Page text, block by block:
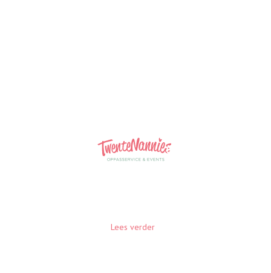
Familie ten Donkelaar – “Wij zijn heel blij met onze
TwenteNanny. Er was meteen een klik met de
Lees verder